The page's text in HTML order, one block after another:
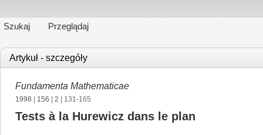
Szukaj Przeglądaj
Artykuł - szczegóły
Fundamenta Mathematicae
1998 156 2 | 131-165
Tests à la Hurewicz dans le plan